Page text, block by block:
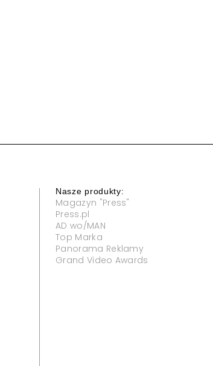
Nasze produkty:
Magazyn "Press"
Press.pl
AD wo/MAN
Top Marka
Panorama Reklamy
Grand Video Awards